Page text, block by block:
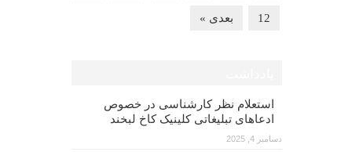
12 بعدی »
استعلام نظر کارشناسی در خصوص
ادعاهای تبلیغاتی کلینیک کاخ لبخند
دسامبر 4, 2025